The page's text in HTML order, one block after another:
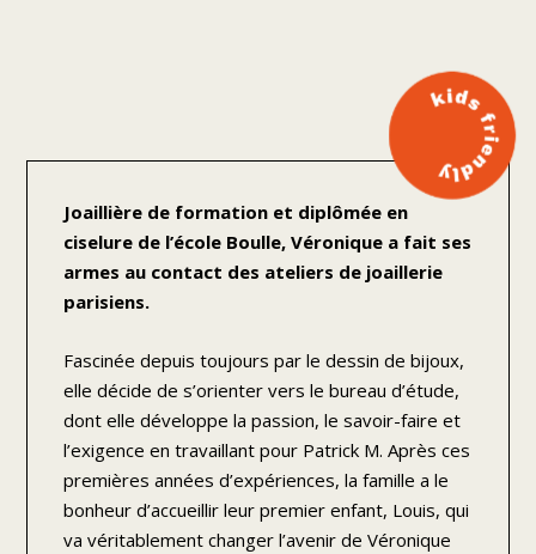
Joaillière de formation et diplômée en
ciselure de l’école Boulle, Véronique a fait ses
armes au contact des ateliers de joaillerie
parisiens.
Fascinée depuis toujours par le dessin de bijoux,
elle décide de s’orienter vers le bureau d’étude,
dont elle développe la passion, le savoir-faire et
l’exigence en travaillant pour Patrick M. Après ces
premières années d’expériences, la famille a le
bonheur d’accueillir leur premier enfant, Louis, qui
va véritablement changer l’avenir de Véronique